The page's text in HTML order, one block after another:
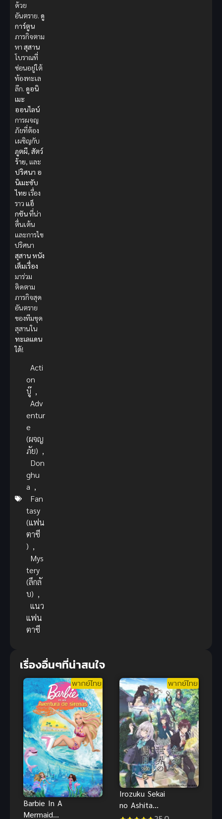
ด้วย
อันตราย. ดู
การ์ตูน
ภารกิจตาม
หา สุสาน
โบราณที่
ซ่อนอยู่ใต้
ท้องทะเล
ลึก. ดูอนิ
เมะ
ออนไลน์
การผจญ
ภัยที่ต้อง
เผชิญกับ
ภูตผี, สัตว์
ร้าย, และ
ปริศนา อ
นิเมะซับ
ไทย เรื่อง
ราว แอ็
กชันที่น่า
ตื่นเต้น
และการไข
ปริศนา
สุสานหนัง
เต็มเรื่อง
มาร่วม
ติดตาม
ภารกิจสุด
อันตราย
ของทีมขุด
สุสานใน
ทะเลแดน
ใต้!
Acti
on
บู๊ ,
Adv
entur
e
(ผจญ
ภัย) ,
Don
ghu
a ,
Fan
tasy
(แฟน
ตาซี
) ,
Mys
tery
(ลึกลั
บ) ,
แนว
แฟน
ตาซี
เรื่องอื่นๆที่น่าสนใจ
พากย์ไทย
Barbie In A
Mermaid
พากย์ไทย
Irozuku Sekai
no Ashita
kara สีสันของ